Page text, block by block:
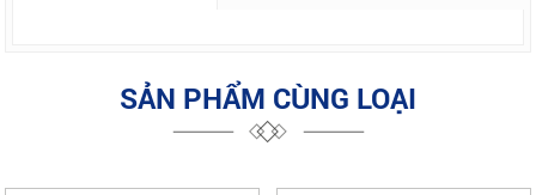
SẢN PHẨM CÙNG LOẠI